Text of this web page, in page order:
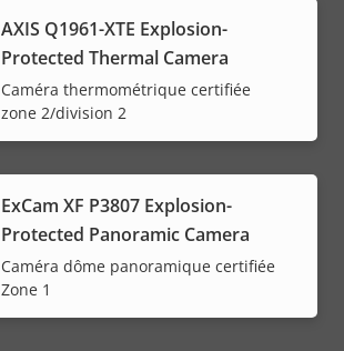
AXIS Q1961-XTE Explosion-
Protected Thermal Camera
Caméra thermométrique certifiée
zone 2/division 2
ExCam XF P3807 Explosion-
Protected Panoramic Camera
Caméra dôme panoramique certifiée
Zone 1